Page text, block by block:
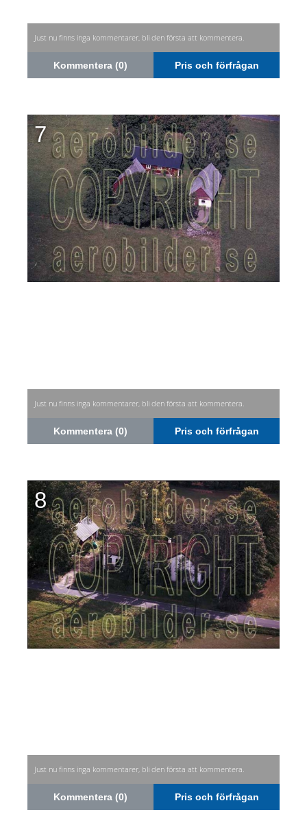
Just nu finns inga kommentarer, bli den första att kommentera.
Kommentera (0) Pris och förfrågan
7
Just nu finns inga kommentarer, bli den första att kommentera.
Kommentera (0) Pris och förfrågan
8
Just nu finns inga kommentarer, bli den första att kommentera.
Kommentera (0) Pris och förfrågan